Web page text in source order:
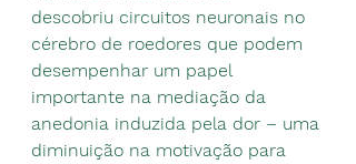
descobriu circuitos neuronais no
cérebro de roedores que podem
desempenhar um papel
importante na mediação da
anedonia induzida pela dor – uma
diminuição na motivação para